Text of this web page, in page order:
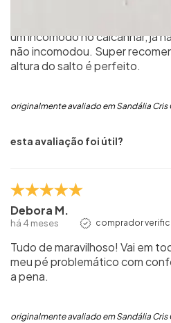
um incômodo no calcanhar, já
não incomodou. Super
altura do salto é perfeito.
originalmente avaliado em Sandália Cris
esta avaliação foi útil?
Debora M.
há 4 meses comprador
Tudo de maravilhoso! Vai em
meu pé problemático com
a pena.
originalmente avaliado em Sandália Cris